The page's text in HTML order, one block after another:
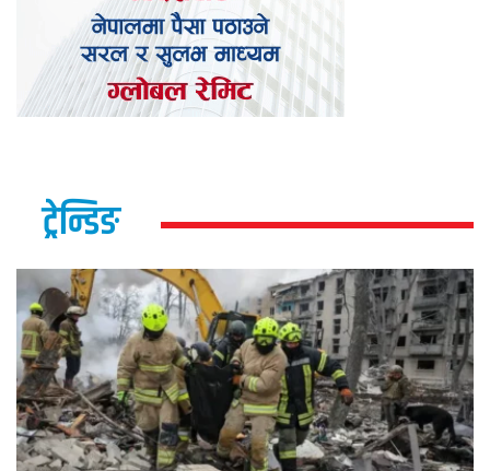
ट्रेन्डिङ